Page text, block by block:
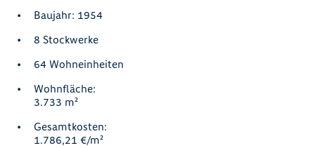
Baujahr: 1954
8 Stockwerke
64 Wohneinheiten
Wohnfläche:
3.733 m²
Gesamtkosten:
1.786,21 €/m²